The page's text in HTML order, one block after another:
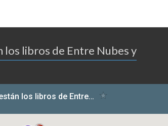
los libros de Entre Nubes y